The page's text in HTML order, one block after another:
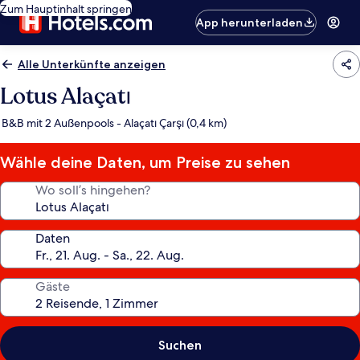
Zum Hauptinhalt springen
App herunterladen
Alle Unterkünfte anzeigen
Lotus Alaçatı
B&B mit 2 Außenpools - Alaçatı Çarşı (0,4 km)
Wähle deine Daten, um Preise zu sehen
Wo soll’s hingehen?
Daten
Gäste
Suchen